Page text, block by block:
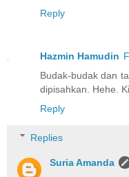
Reply
Hazmin Hamudin
Budak-budak dan
dipisahkan. Hehe.
Reply
Replies
Suria Amanda